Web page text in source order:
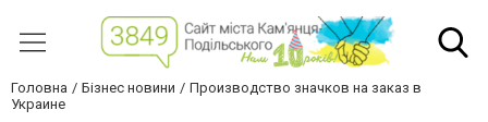
Головна Бізнес новини
Производство значков на заказ в
Украине